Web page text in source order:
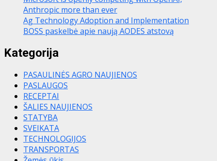
Anthropic more than ever
Ag Technology Adoption and Implementation
BOSS paskelbė apie naują AODES atstovą
Kategorija
PASAULINĖS AGRO NAUJIENOS
PASLAUGOS
RECEPTAI
ŠALIES NAUJIENOS
STATYBA
SVEIKATA
TECHNOLOGIJOS
TRANSPORTAS